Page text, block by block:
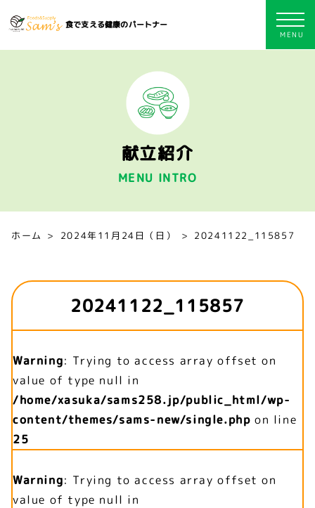
食で支える健康のパートナー
献立紹介
MENU INTRO
ホーム 2024年11月24日（日） 20241122_115857
20241122_115857
Warning: Trying to access array offset on
value of type null in
/home/xasuka/sams258.jp/public_html/wp-
content/themes/sams-new/single.php on line
25
Warning: Trying to access array offset on
value of type null in